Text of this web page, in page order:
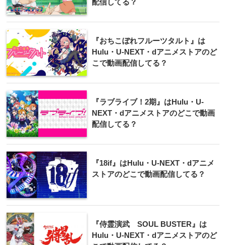
配信してる？
『おちこぼれフルーツタルト』は
Hulu・U-NEXT・dアニメストアのど
こで動画配信してる？
『ラブライブ！2期』はHulu・U-
NEXT・dアニメストアのどこで動画
配信してる？
『18if』はHulu・U-NEXT・dアニメ
ストアのどこで動画配信してる？
『侍霊演武 SOUL BUSTER』は
Hulu・U-NEXT・dアニメストアのど